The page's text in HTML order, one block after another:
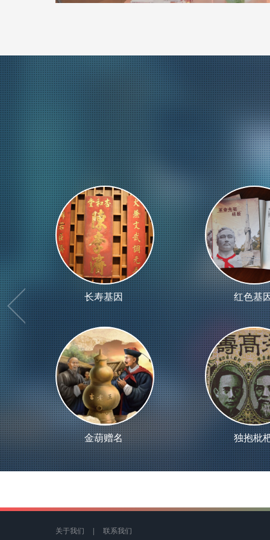
长寿基因
金葫赠名
红色基
独抱枇
关于我们 | 联系我们